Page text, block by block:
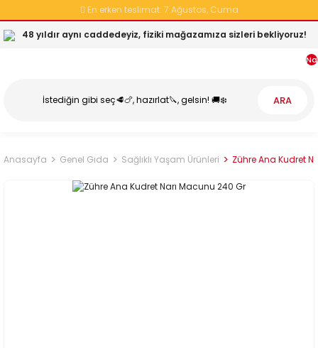
En erken teslimat: 7 Ağustos, Cuma
48 yıldır aynı caddedeyiz, fiziki mağazamıza sizleri bekliyoruz!
ARA
Anasayfa Genel Gıda Sağlıklı Yaşam Ürünleri Zühre Ana Kudret